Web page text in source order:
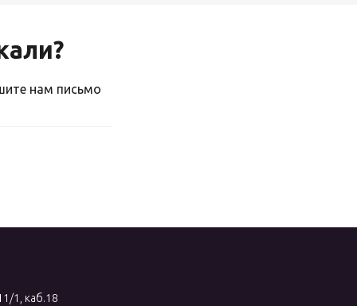
нам письмо
1, каб.18